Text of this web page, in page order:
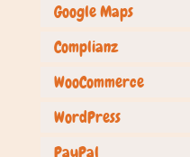
Google Maps
Complianz
WooCommerce
WordPress
PayPal